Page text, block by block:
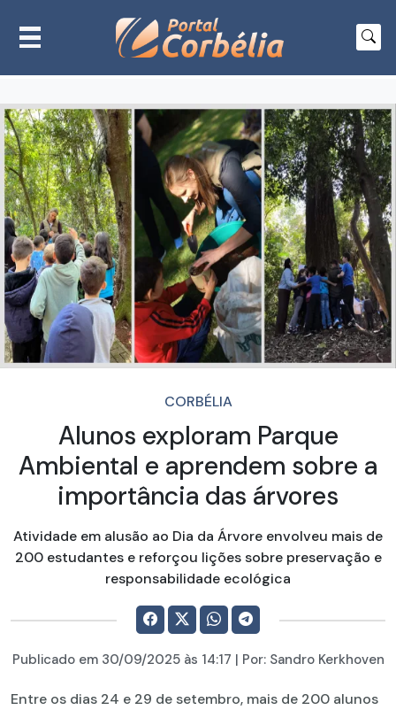
CORBÉLIA
Alunos exploram Parque
Ambiental e aprendem sobre a
importância das árvores
Atividade em alusão ao Dia da Árvore envolveu mais de
200 estudantes e reforçou lições sobre preservação e
responsabilidade ecológica
Publicado em 30/09/2025às 14:17 | Por: Sandro Kerkhoven
Entre os dias 24 e 29 de setembro, mais de 200 alunos